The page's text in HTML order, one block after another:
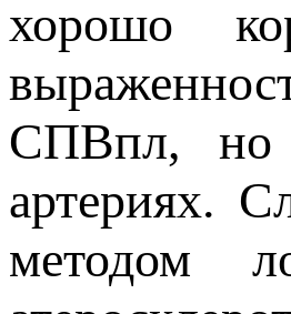
хорошо
СПВпл, но
артериях.
методом